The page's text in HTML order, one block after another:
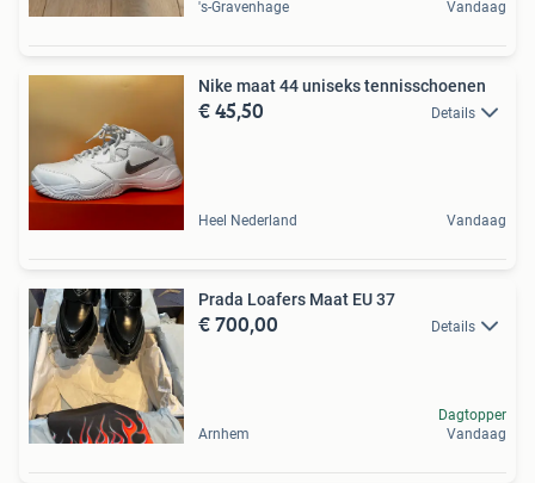
's-Gravenhage Vandaag
Nike maat 44 uniseks tennisschoenen
€ 45,50 Details
Heel Nederland Vandaag
Prada Loafers Maat EU 37
€ 700,00 Details
Arnhem
Dagtopper
Vandaag